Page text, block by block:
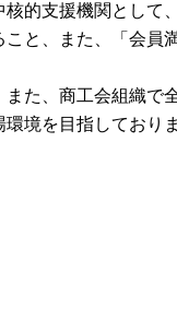
的支援機関として
と、また、「会員
た、商工会組織で
境を目指しておりま